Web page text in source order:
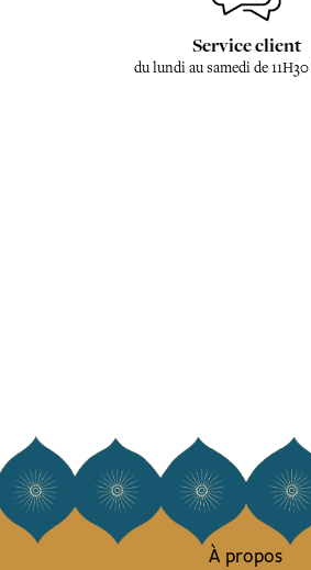
Service client
du lundi au samedi de 11H30
À propos